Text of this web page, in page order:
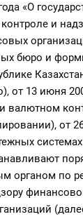
«О
и
бюро и
от 13 июня
валютном
от
органом по